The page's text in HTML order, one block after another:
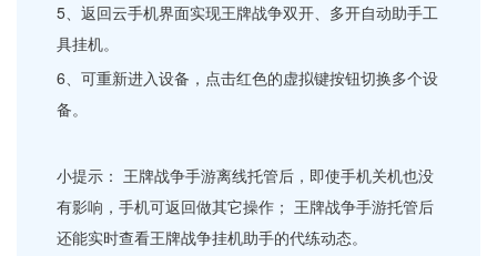
5、返回云手机界面实现王牌战争双开、多开自动助手工
具挂机。
6、可重新进入设备，点击红色的虚拟键按钮切换多个设
备。
小提示： 王牌战争手游离线托管后，即使手机关机也没
有影响，手机可返回做其它操作； 王牌战争手游托管后
还能实时查看王牌战争挂机助手的代练动态。